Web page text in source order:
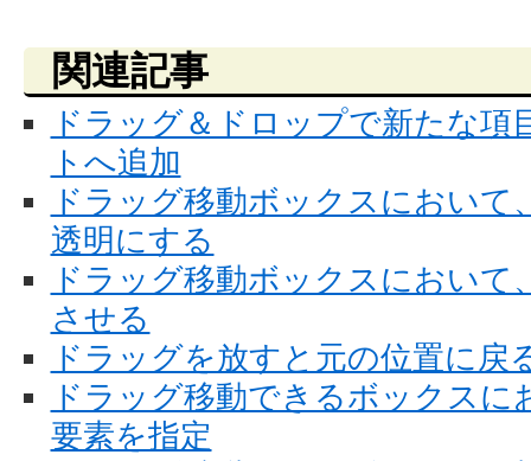
関連記事
ドラッグ＆ドロップで新たな
トへ追加
ドラッグ移動ボックスにおいて
透明にする
ドラッグ移動ボックスにおいて
させる
ドラッグを放すと元の位置に戻
ドラッグ移動できるボックス
要素を指定